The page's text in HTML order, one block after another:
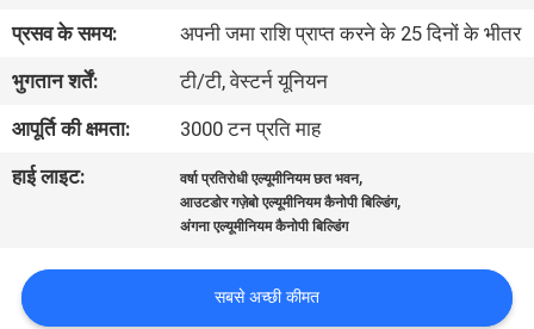
गुणवत्ता
नियंत्रण
संपर्क
करें
समाचार
प्रसव के समय:
अपनी जमा राशि प्राप्त करने के 25 दिनों के भीतर
भुगतान शर्तें:
टी/टी, वेस्टर्न यूनियन
आपूर्ति की क्षमता:
3000 टन प्रति माह
हाई लाइट:
वर्षा प्रतिरोधी एल्यूमीनियम छत भवन,
आउटडोर गज़ेबो एल्यूमीनियम कैनोपी बिल्डिंग,
अंगना एल्यूमीनियम कैनोपी बिल्डिंग
सबसे अच्छी कीमत